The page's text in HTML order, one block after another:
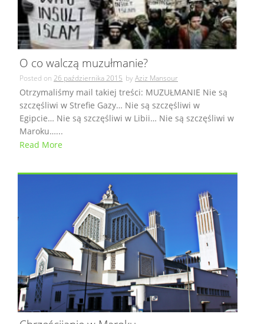
O co walczą muzułmanie?
Posted on 26 października 2015 byAziz Mansour
Otrzymaliśmy mail takiej treści: MUZUŁMANIE Nie są
szczęśliwi w Strefie Gazy… Nie są szczęśliwi w
Egipcie… Nie są szczęśliwi w Libii… Nie są szczęśliwi w
Maroku…...
Read More